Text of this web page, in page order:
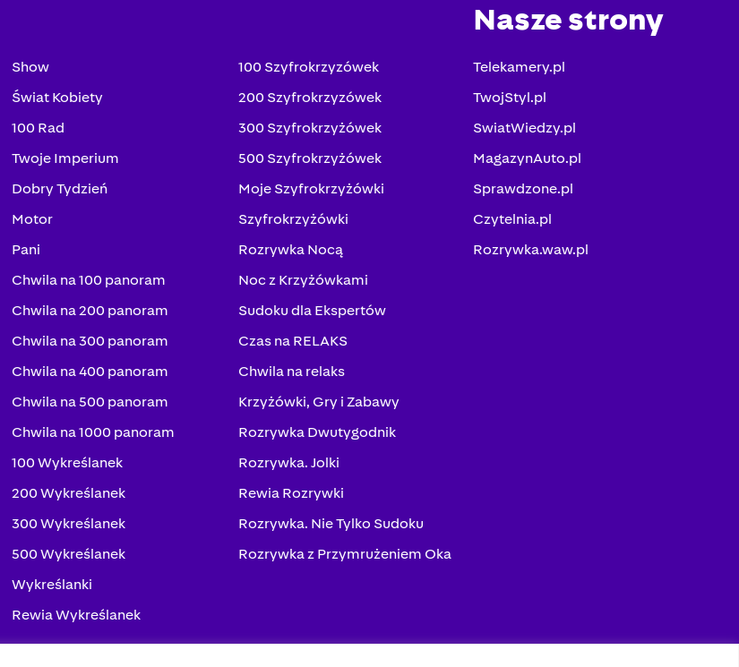
Show
Świat Kobiety
100 Rad
Twoje Imperium
Dobry Tydzień
Motor
Pani
Chwila na 100 panoram
Chwila na 200 panoram
Chwila na 300 panoram
Chwila na 400 panoram
Chwila na 500 panoram
Chwila na 1000 panoram
100 Wykreślanek
200 Wykreślanek
300 Wykreślanek
500 Wykreślanek
Wykreślanki
Rewia Wykreślanek
100 Szyfrokrzyzówek
200 Szyfrokrzyzówek
300 Szyfrokrzyżówek
500 Szyfrokrzyżówek
Moje Szyfrokrzyżówki
Szyfrokrzyżówki
Rozrywka Nocą
Noc z Krzyżówkami
Sudoku dla Ekspertów
Czas na RELAKS
Chwila na relaks
Krzyżówki, Gry i Zabawy
Rozrywka Dwutygodnik
Rozrywka. Jolki
Rewia Rozrywki
Rozrywka. Nie Tylko Sudoku
Rozrywka z Przymrużeniem Oka
Nasze strony
Telekamery.pl
TwojStyl.pl
SwiatWiedzy.pl
MagazynAuto.pl
Sprawdzone.pl
Czytelnia.pl
Rozrywka.waw.pl